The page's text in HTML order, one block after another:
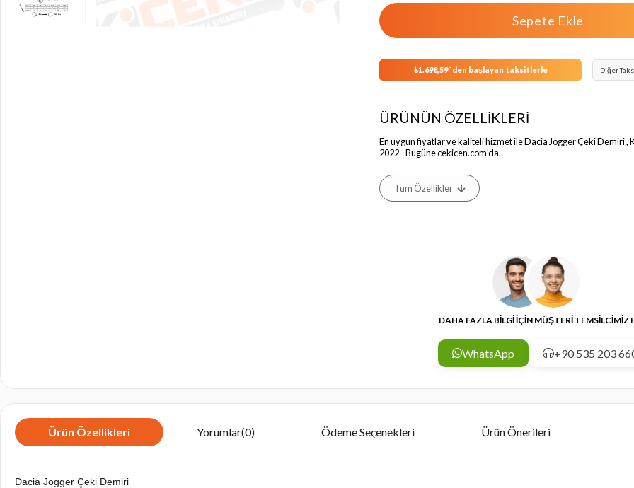
₺1.698,59`den başlayan taksitlerle Diğer
ÜRÜNÜN ÖZELLİKLERİ
En uygun fiyatlar ve kaliteli hizmet ile Dacia Jogger Çeki Demiri ,
2022 - Bugüne cekicen.com'da.
Tüm Özellikler
DAHA FAZLA BİLGİ İÇİN MÜŞTERİ TEMSİLCİMİZ
WhatsApp +90 535 203
Ürün Özellikleri Yorumlar(0) Ödeme Seçenekleri Ürün Önerileri
Dacia Jogger Çeki Demiri